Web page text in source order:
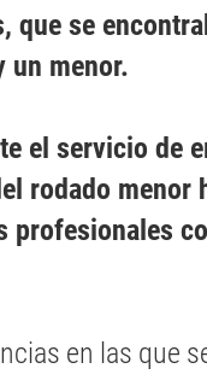
que se
un menor.
el servicio de
rodado menor
profesionales
en las que